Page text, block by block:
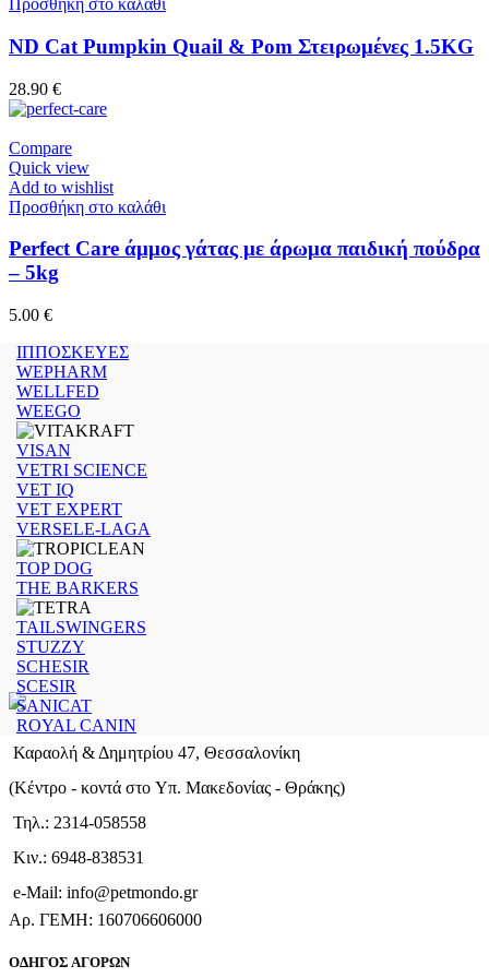
Προσθήκη στο καλάθι
ND Cat Pumpkin Quail & Pom Στειρωμένες 1.5KG
28.90 €
Compare
Quick view
Add to wishlist
Προσθήκη στο καλάθι
Perfect Care άμμος γάτας με άρωμα παιδική πούδρα
– 5kg
5.00 €
ΙΠΠΟΣΚΕΥΕΣ
WEPHARM
WELLFED
WEEGO
VISAN
VETRI SCIENCE
VET IQ
VET EXPERT
VERSELE-LAGA
TOP DOG
THE BARKERS
TAILSWINGERS
STUZZY
SCHESIR
SCESIR
SANICAT
ROYAL CANIN
Καραολή & Δημητρίου 47, Θεσσαλονίκη
(Kέντρο - κοντά στο Yπ. Μακεδονίας - Θράκης)
Τηλ.: 2314-058558
Κιν.: 6948-838531
e-Mail: info@petmondo.gr
Aρ. ΓΕΜΗ: 160706606000
ΟΔΗΓΟΣ ΑΓΟΡΩΝ